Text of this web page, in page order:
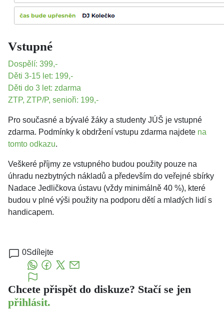
Vstupné
Dospělí: 399,-
Děti 3-15 let: 199,-
Děti do 3 let: zdarma
ZTP, ZTP/P, senioři: 199,-
Pro současné a bývalé žáky a studenty JÚŠ je vstupné
zdarma. Podmínky k obdržení vstupu zdarma najdete na
tomto odkazu.
Veškeré příjmy ze vstupného budou použity pouze na
úhradu nezbytných nákladů a především do veřejné sbírky
Nadace Jedličkova ústavu (vždy minimálně 40 %), které
budou v plné výši použity na podporu dětí a mladých lidí s
handicapem.
0Sdílejte
Chcete přispět do diskuze? Stačí se jen
přihlásit.